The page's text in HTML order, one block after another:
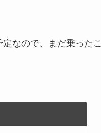
なので、まだ乗った